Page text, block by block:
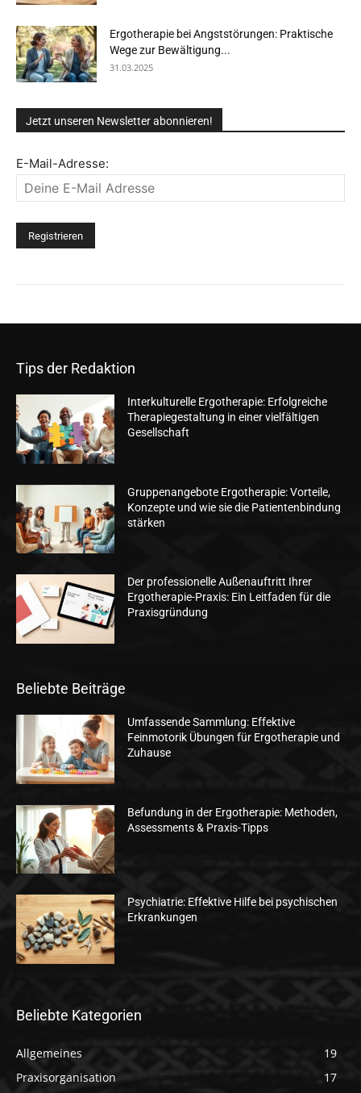
Ergotherapie bei Angststörungen: Praktische
Wege zur Bewältigung...
31.03.2025
Jetzt unseren Newsletter abonnieren!
E-Mail-Adresse:
Tips der Redaktion
Interkulturelle Ergotherapie: Erfolgreiche
Therapiegestaltung in einer vielfältigen
Gesellschaft
Gruppenangebote Ergotherapie: Vorteile,
Konzepte und wie sie die Patientenbindung
stärken
Der professionelle Außenauftritt Ihrer
Ergotherapie-Praxis: Ein Leitfaden für die
Praxisgründung
Beliebte Beiträge
Umfassende Sammlung: Effektive
Feinmotorik Übungen für Ergotherapie und
Zuhause
Befundung in der Ergotherapie: Methoden,
Assessments & Praxis-Tipps
Psychiatrie: Effektive Hilfe bei psychischen
Erkrankungen
Beliebte Kategorien
Allgemeines
19
Praxisorganisation
17